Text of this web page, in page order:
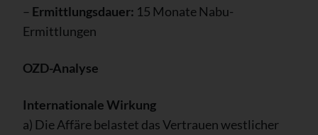
– Ermittlungsdauer: 15 Monate Nabu-
Ermittlungen
OZD-Analyse
Internationale Wirkung
a) Die Affäre belastet das Vertrauen westlicher